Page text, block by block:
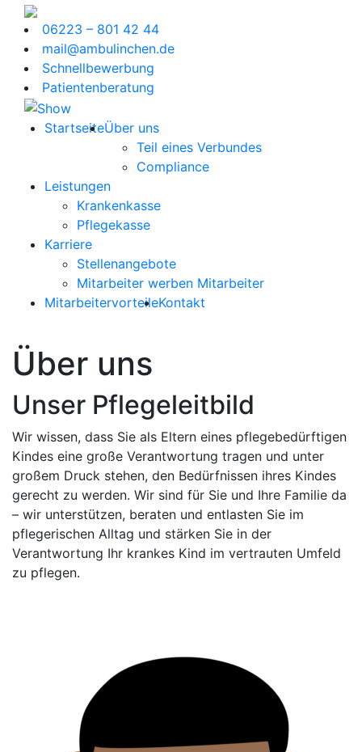
06223 – 801 42 44
mail@ambulinchen.de
Schnellbewerbung
Patientenberatung
StartseiteÜber uns
Teil eines Verbundes
Compliance
Leistungen
Krankenkasse
Pflegekasse
Karriere
Stellenangebote
Mitarbeiter werben Mitarbeiter
MitarbeitervorteileKontakt
Über uns
Unser Pflegeleitbild
Wir wissen, dass Sie als Eltern eines pflegebedürftigen
Kindes eine große Verantwortung tragen und unter
großem Druck stehen, den Bedürfnissen ihres Kindes
gerecht zu werden. Wir sind für Sie und Ihre Familie da
– wir unterstützen, beraten und entlasten Sie im
pflegerischen Alltag und stärken Sie in der
Verantwortung Ihr krankes Kind im vertrauten Umfeld
zu pflegen.